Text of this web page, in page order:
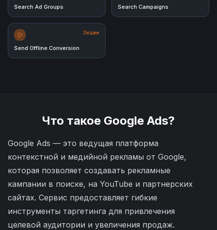
Search Ad Groups Search Campaigns
Экшен
Send Offline Conversion
Что такое Google Ads?
Google Ads — это ведущая платформа
контекстной и медийной рекламы от Google,
которая позволяет создавать рекламные
кампании в поиске, на YouTube и партнерских
сайтах. Сервис предоставляет гибкие
инструменты таргетинга для привлечения
целевой аудитории и увеличения продаж.